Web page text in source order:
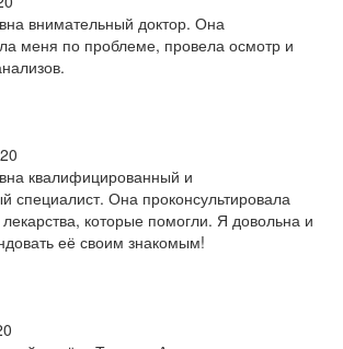
внимательный доктор. Она
меня по проблеме, провела осмотр и
квалифицированный и
специалист. Она проконсультировала
которые помогли. Я довольна и
её своим знакомым!